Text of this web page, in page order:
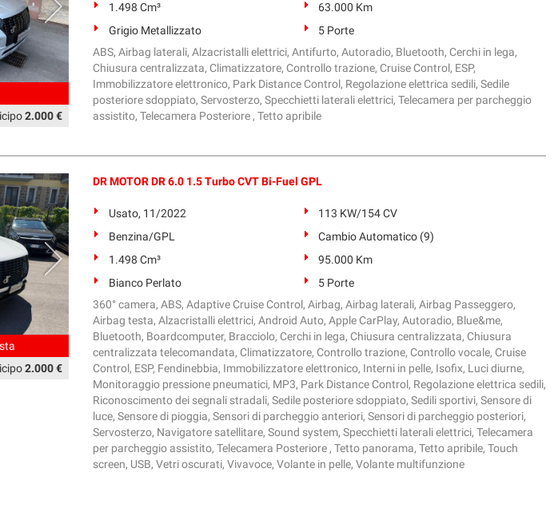
2.000 €
1.498 Cm³
63.000 Km
Grigio Metallizzato
5 Porte
ABS, Airbag laterali, Alzacristalli elettrici, Antifurto, Autoradio, Bluetooth, Cerchi in lega,
Chiusura centralizzata, Climatizzatore, Controllo trazione, Cruise Control, ESP,
Immobilizzatore elettronico, Park Distance Control, Regolazione elettrica sedili, Sedile
posteriore sdoppiato, Servosterzo, Specchietti laterali elettrici, Telecamera per parcheggio
assistito, Telecamera Posteriore , Tetto apribile
2.000 €
DR MOTOR DR 6.0 1.5 Turbo CVT Bi-Fuel GPL
Usato, 11/2022
113 KW/154 CV
Benzina/GPL
Cambio Automatico (9)
1.498 Cm³
95.000 Km
Bianco Perlato
5 Porte
360° camera, ABS, Adaptive Cruise Control, Airbag, Airbag laterali, Airbag Passeggero,
Airbag testa, Alzacristalli elettrici, Android Auto, Apple CarPlay, Autoradio, Blue&me,
Bluetooth, Boardcomputer, Bracciolo, Cerchi in lega, Chiusura centralizzata, Chiusura
centralizzata telecomandata, Climatizzatore, Controllo trazione, Controllo vocale, Cruise
Control, ESP, Fendinebbia, Immobilizzatore elettronico, Interni in pelle, Isofix, Luci diurne,
Monitoraggio pressione pneumatici, MP3, Park Distance Control, Regolazione elettrica sedili,
Riconoscimento dei segnali stradali, Sedile posteriore sdoppiato, Sedili sportivi, Sensore di
luce, Sensore di pioggia, Sensori di parcheggio anteriori, Sensori di parcheggio posteriori,
Servosterzo, Navigatore satellitare, Sound system, Specchietti laterali elettrici, Telecamera
per parcheggio assistito, Telecamera Posteriore , Tetto panorama, Tetto apribile, Touch
screen, USB, Vetri oscurati, Vivavoce, Volante in pelle, Volante multifunzione